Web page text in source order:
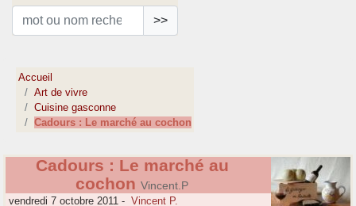
>>
Accueil
Art de vivre
Cuisine gasconne
Cadours : Le marché au cochon
Cadours : Le marché au
cochon Vincent.P
vendredi 7 octobre 2011 - Vincent P.